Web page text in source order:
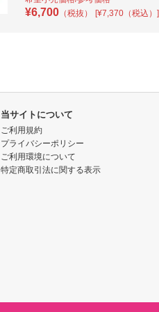
¥6,700 （税抜） [¥7,370（税込）]
当サイトについて
ご利用規約
プライバシーポリシー
ご利用環境について
特定商取引法に関する表示